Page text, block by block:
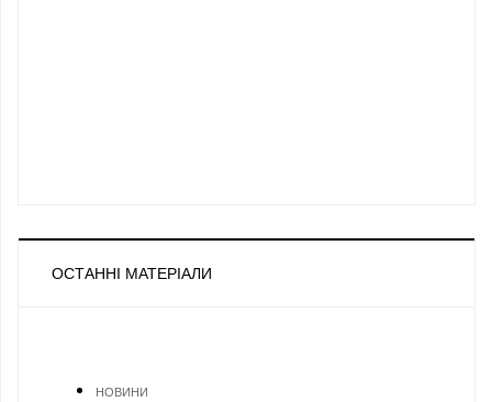
ОСТАННІ МАТЕРІАЛИ
НОВИНИ